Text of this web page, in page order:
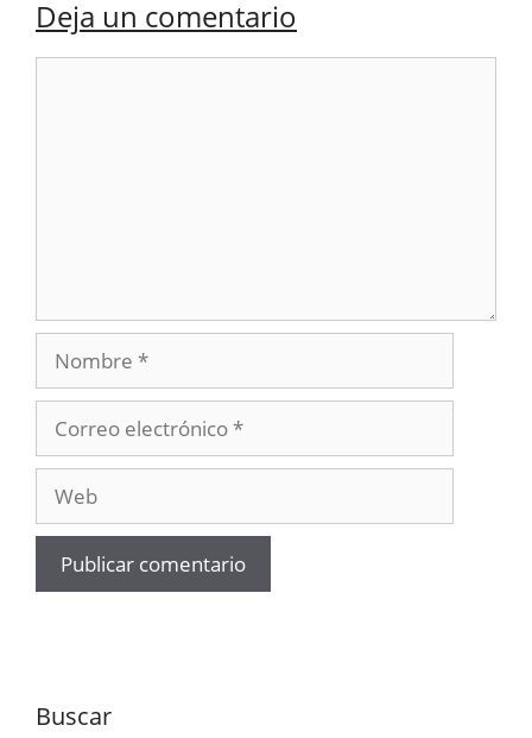
Deja un comentario
Nombre
electrónico
Buscar